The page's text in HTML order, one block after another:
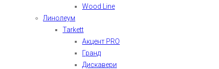
Wood Line
Линолеум
Tarkett
Акцент PRO
Гранд
Дискавери